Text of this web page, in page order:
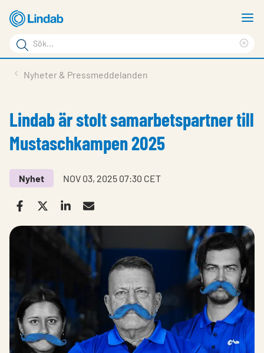
Hoppa
till
huvudinnehållet
Sökord
Sök
på
Service & Support
Hållbarhet
Kontakt
Logga in
Choose languge
Nyheter & Pressmeddelanden
Lindab är stolt samarbetspartner till
Mustaschkampen 2025
Nyhet NOV 03, 2025 07:30 CET